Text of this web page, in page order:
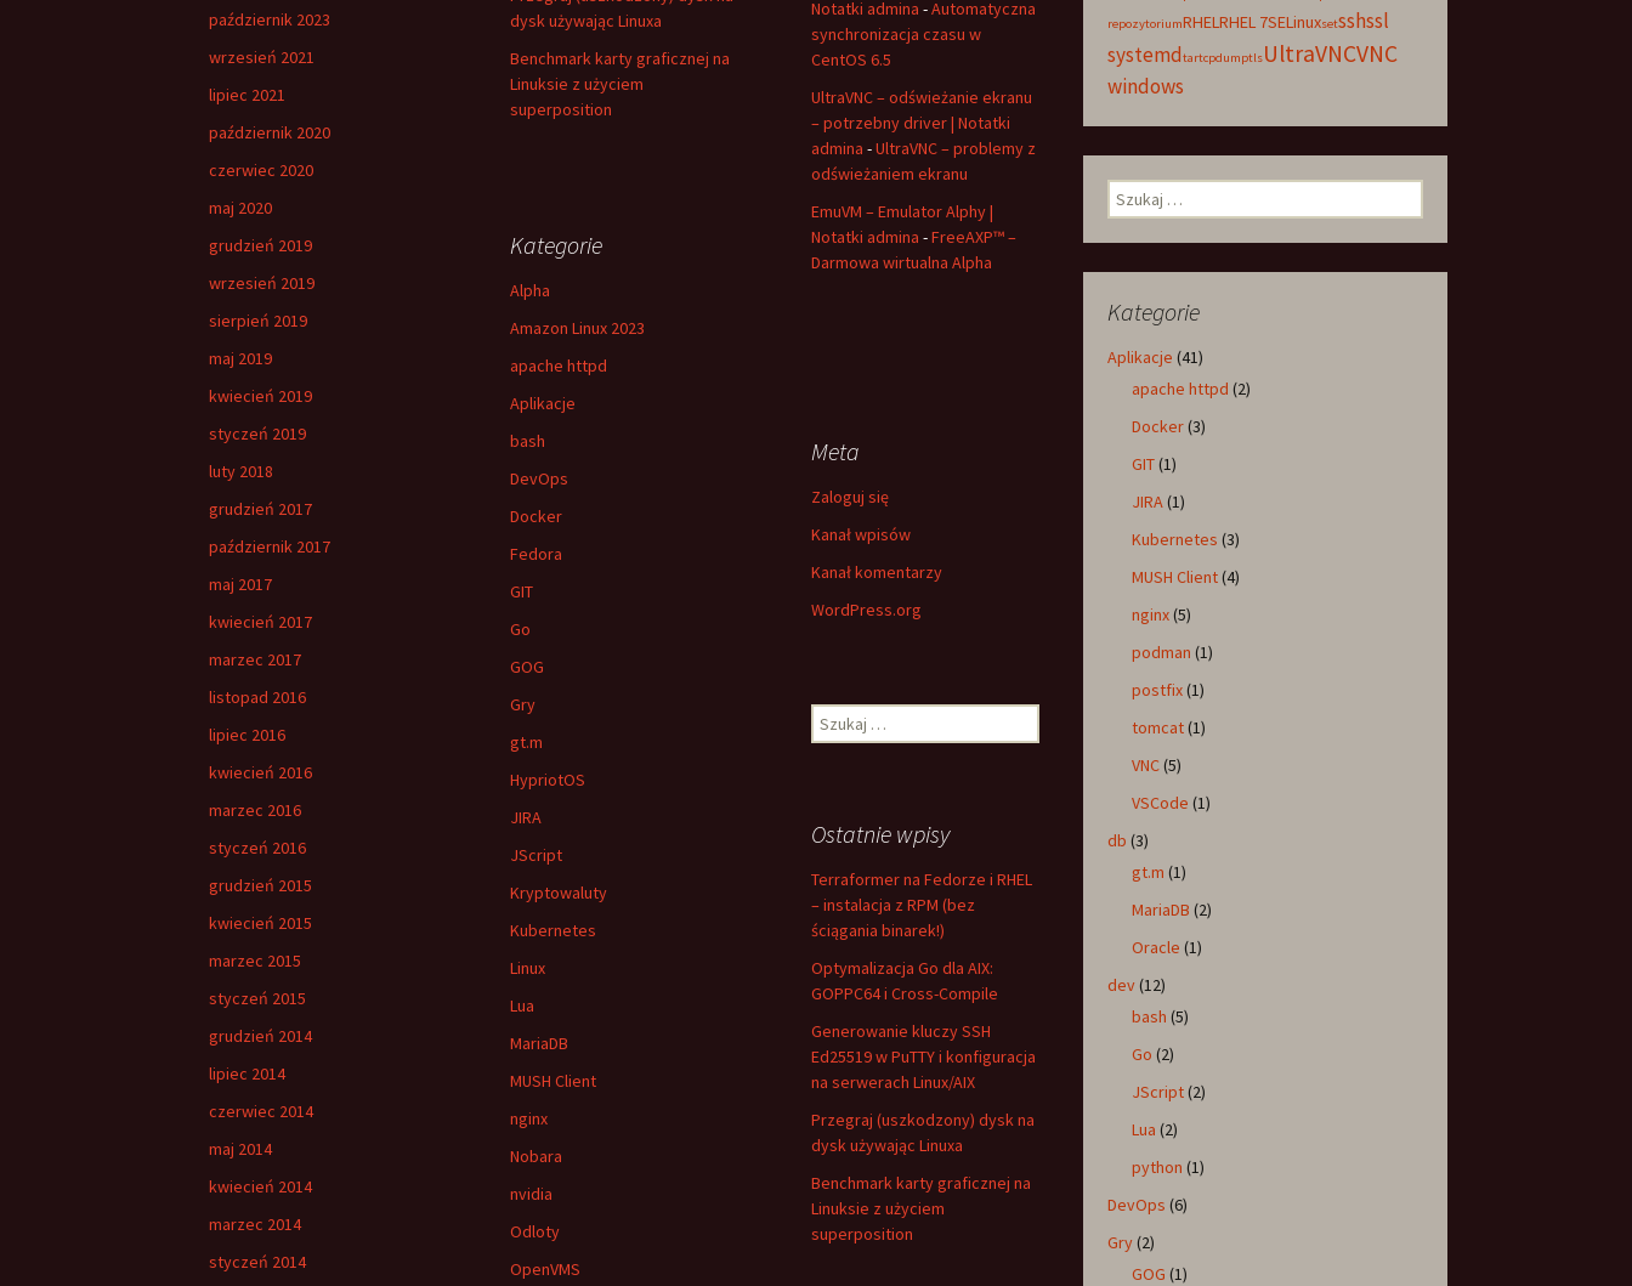
repozytoriumRHELRHEL 7SELinuxsetsshssl
systemdtartcpdumptlsUltraVNCVNC
windows
Szukaj:
Kategorie
Aplikacje (41)
apache httpd (2)
Docker(3)
GIT(1)
JIRA(1)
Kubernetes (3)
MUSH Client(4)
nginx(5)
podman (1)
postfix(1)
tomcat(1)
VNC(5)
VSCode (1)
db (3)
gt.m (1)
MariaDB (2)
Oracle (1)
dev(12)
bash (5)
Go (2)
JScript(2)
Lua (2)
python (1)
DevOps (6)
Gry(2)
GOG (1)
dysk używając Linuxa
Benchmark karty graficznej na
Linuksie z użyciem
superposition
Notatki admina -Automatyczna
synchronizacja czasu w
CentOS 6.5
UltraVNC – odświeżanie ekranu
– potrzebny driver | Notatki
admina -UltraVNC – problemy z
odświeżaniem ekranu
EmuVM – Emulator Alphy |
Notatki admina -FreeAXP™ –
Darmowa wirtualna Alpha
październik 2023
wrzesień 2021
lipiec 2021
październik 2020
czerwiec 2020
maj 2020
grudzień 2019
wrzesień 2019
sierpień 2019
maj 2019
kwiecień 2019
styczeń 2019
luty 2018
grudzień 2017
październik 2017
maj 2017
kwiecień 2017
marzec 2017
listopad 2016
lipiec 2016
kwiecień 2016
marzec 2016
styczeń 2016
grudzień 2015
kwiecień 2015
marzec 2015
styczeń 2015
grudzień 2014
lipiec 2014
czerwiec 2014
maj 2014
kwiecień 2014
marzec 2014
styczeń 2014
Kategorie
Alpha
Amazon Linux 2023
apache httpd
Aplikacje
bash
DevOps
Docker
Fedora
GIT
Go
GOG
Gry
gt.m
HypriotOS
JIRA
JScript
Kryptowaluty
Kubernetes
Linux
Lua
MariaDB
MUSH Client
nginx
Nobara
nvidia
Odloty
OpenVMS
Meta
Zaloguj się
Kanał wpisów
Kanał komentarzy
WordPress.org
Szukaj:
Ostatnie wpisy
Terraformer na Fedorze i RHEL
– instalacja z RPM (bez
ściągania binarek!)
Optymalizacja Go dla AIX:
GOPPC64 i Cross-Compile
Generowanie kluczy SSH
Ed25519 w PuTTY i konfiguracja
na serwerach Linux/AIX
Przegraj (uszkodzony) dysk na
dysk używając Linuxa
Benchmark karty graficznej na
Linuksie z użyciem
superposition